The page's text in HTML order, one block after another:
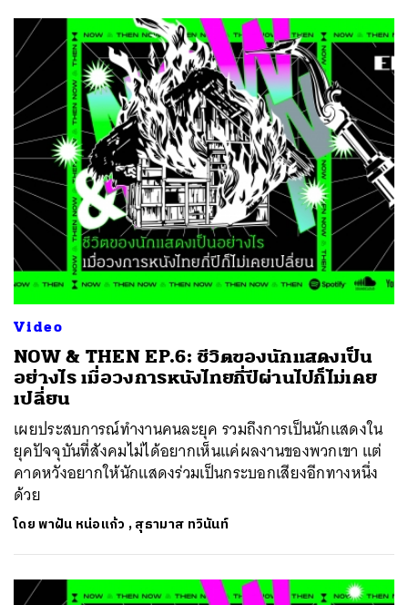
Video
NOW & THEN EP.6: ชีวิตของนักแสดงเป็น
อย่างไร เมื่อวงการหนังไทยกี่ปีผ่านไปก็ไม่เคย
เปลี่ยน
เผยประสบการณ์ทำงานคนละยุค รวมถึงการเป็นนักแสดงใน
ยุคปัจจุบันที่สังคมไม่ได้อยากเห็นแค่ผลงานของพวกเขา แต่
คาดหวังอยากให้นักแสดงร่วมเป็นกระบอกเสียงอีกทางหนึ่ง
ด้วย
โดยพาฝัน หน่อแก้ว ,สุธามาส ทวินันท์